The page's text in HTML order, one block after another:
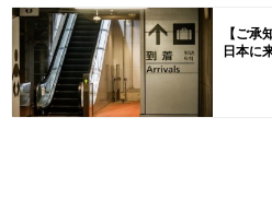
【ご承
日本に